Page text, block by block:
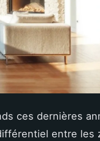
ces dernières
entre les